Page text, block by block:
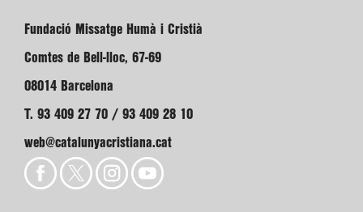
Fundació Missatge Humà i Cristià
Comtes de Bell-lloc, 67-69
08014 Barcelona
T. 93 409 27 70 / 93 409 28 10
web@catalunyacristiana.cat